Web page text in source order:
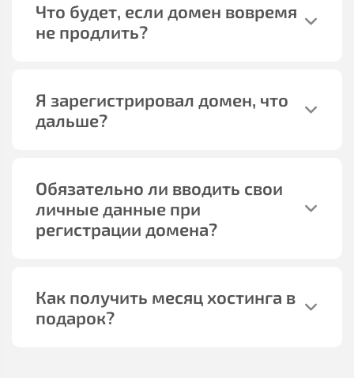
Что будет, если домен вовремя
не продлить?
Я зарегистрировал домен, что
дальше?
Обязательно ли вводить свои
личные данные при
регистрации домена?
Как получить месяц хостинга в
подарок?